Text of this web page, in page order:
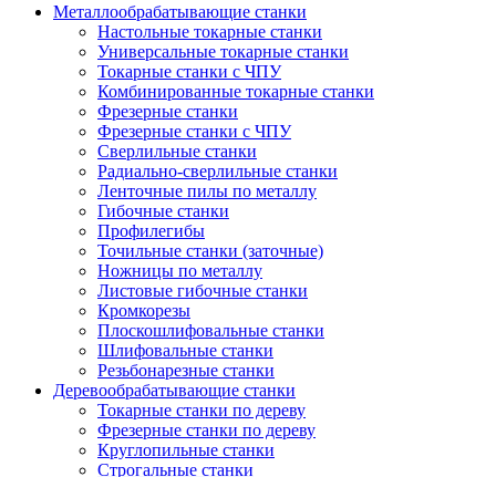
Металлообрабатывающие станки
Настольные токарные станки
Универсальные токарные станки
Токарные станки с ЧПУ
Комбинированные токарные станки
Фрезерные станки
Фрезерные станки с ЧПУ
Сверлильные станки
Радиально-сверлильные станки
Ленточные пилы по металлу
Гибочные станки
Профилегибы
Точильные станки (заточные)
Ножницы по металлу
Листовые гибочные станки
Кромкорезы
Плоскошлифовальные станки
Шлифовальные станки
Резьбонарезные станки
Деревообрабатывающие станки
Токарные станки по дереву
Фрезерные станки по дереву
Круглопильные станки
Строгальные станки